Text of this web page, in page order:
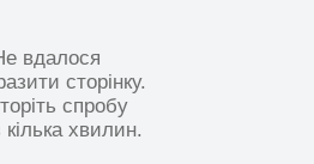
вдалося
сторінку.
спробу
кілька хвилин.